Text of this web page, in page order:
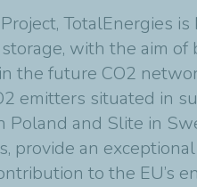
TotalEnergies
with the aim
the future CO2
emitters situated in
Poland and Slite in
provide an
to the EU’s